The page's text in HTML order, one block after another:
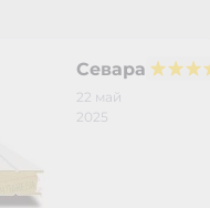
Севара
22 май
2025